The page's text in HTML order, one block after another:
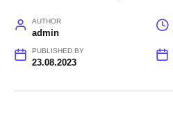
AUTHOR
admin
PUBLISHED BY
23.08.2023